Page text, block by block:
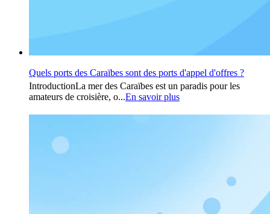
Quels ports des Caraïbes sont des ports d'appel d'offres ?
IntroductionLa mer des Caraïbes est un paradis pour les
amateurs de croisière, o...En savoir plus